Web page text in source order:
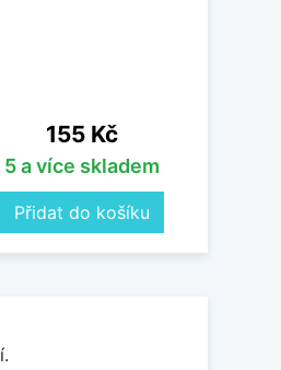
Cena
155 Kč
5 a více skladem
Přidat do košíku